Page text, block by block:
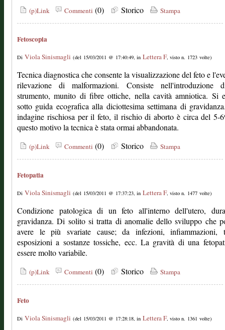
(p)Link Commenti (0) Storico Stampa
Fetoscopia
Di Viola Sinismagli (del 15/03/2011 @ 17:40:49, in Lettera F, visto n. 1723 volte)
Tecnica diagnostica che consente la visualizzazione del feto e
rilevazione di malformazioni. Consiste nell'introduzione
strumento, munito di fibre ottiche, nella cavità amniotica. Si
sotto guida ecografica alla diciottesima settimana di
indagine rischiosa per il feto, il rischio di aborto è circa del 5-
questo motivo la tecnica è stata ormai abbandonata.
(p)Link Commenti (0) Storico Stampa
Fetopatia
Di Viola Sinismagli (del 15/03/2011 @ 17:37:23, in Lettera F, visto n. 1477 volte)
Condizione patologica di un feto all'interno dell'utero,
gravidanza. Di solito si tratta di anomalie dello sviluppo che
avere le più svariate cause; da infezioni, infiammazioni,
esposizioni a sostanze tossiche, ecc. La gravità di una
essere molto variabile.
(p)Link Commenti (0) Storico Stampa
Feto
Di Viola Sinismagli (del 15/03/2011 @ 17:28:18, in Lettera F, visto n. 1361 volte)